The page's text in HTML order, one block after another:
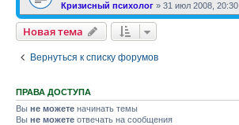
Кризисный психолог » 31 июл 2008, 20:30
Новая тема
Вернуться к списку форумов
ПРАВА ДОСТУПА
Вы не можете начинать темы
Вы не можете отвечать на сообщения